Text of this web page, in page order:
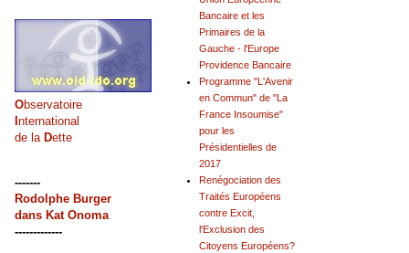
Bancaire et les
Primaires de la
Gauche - l'Europe
Providence Bancaire
Programme "L'Avenir
en Commun" de "La
France Insoumise"
pour les
Présidentielles de
2017
Renégociation des
Traités Européens
contre Excit,
l'Exclusion des
Citoyens Européens?
Observatoire
International
de la Dette
-------
Rodolphe Burger
dans Kat Onoma
-------------